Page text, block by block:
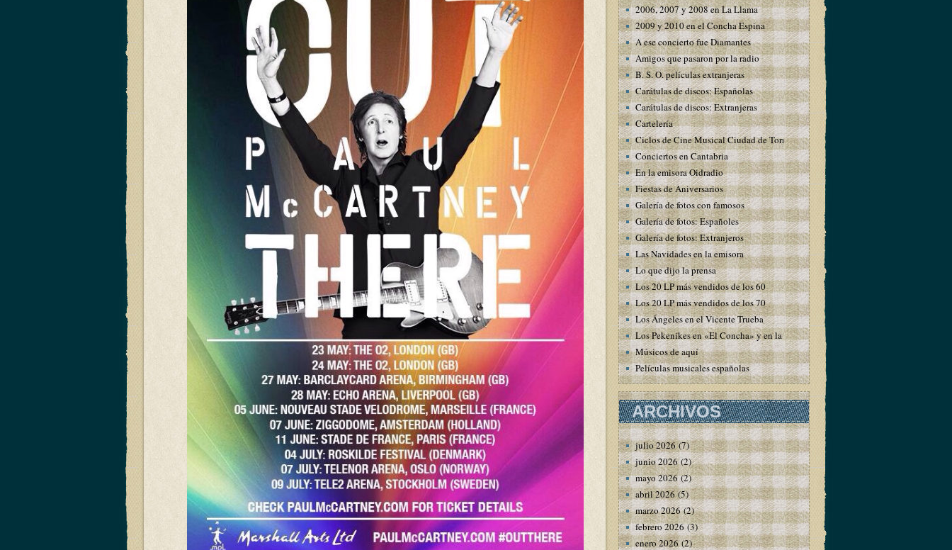
2006, 2007 y 2008 en La Llama
2009 y 2010 en el Concha Espina
A ese concierto fue Diamantes
Amigos que pasaron por la radio
B. S. O. películas extranjeras
Carátulas de discos: Españolas
Carátulas de discos: Extranjeras
Cartelería
Ciclos de Cine Musical Ciudad de Torrelavega
Conciertos en Cantabria
En la emisora Oidradio
Fiestas de Aniversarios
Galería de fotos con famosos
Galería de fotos: Españoles
Galería de fotos: Extranjeros
Las Navidades en la emisora
Lo que dijo la prensa
Los 20 LP más vendidos de los 60
Los 20 LP más vendidos de los 70
Los Ángeles en el Vicente Trueba
Los Pekenikes en «El Concha» y en la emisora
Músicos de aquí
Películas musicales españolas
ARCHIVOS
julio 2026(7)
junio 2026(2)
mayo 2026(2)
abril 2026(5)
marzo 2026(2)
febrero 2026(3)
enero 2026(2)